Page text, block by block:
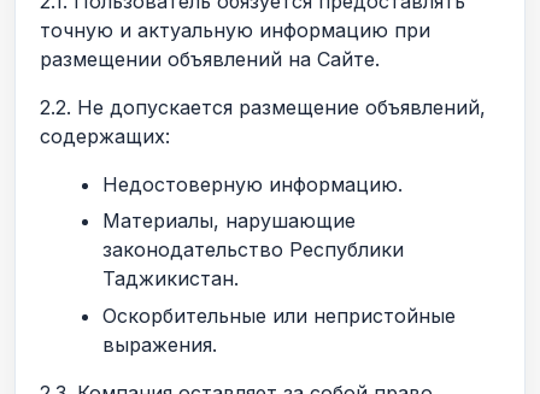
точную и актуальную информацию при
размещении объявлений на Сайте.
2.2. Не допускается размещение объявлений,
содержащих:
Недостоверную информацию.
Материалы, нарушающие
законодательство Республики
Таджикистан.
Оскорбительные или непристойные
выражения.